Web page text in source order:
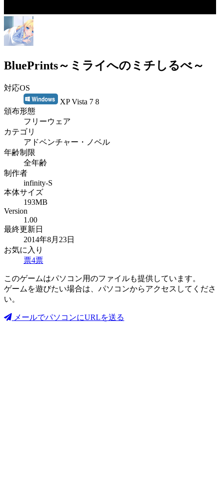
BluePrints～ミライへのミチしるべ～
対応OS
XP Vista 7 8
頒布形態
フリーウェア
カテゴリ
アドベンチャー・ノベル
年齢制限
全年齢
制作者
infinity-S
本体サイズ
193MB
Version
1.00
最終更新日
2014年8月23日
お気に入り
票4票
このゲームはパソコン用のファイルも提供しています。
ゲームを遊びたい場合は、パソコンからアクセスしてくださ
い。
メールでパソコンにURLを送る